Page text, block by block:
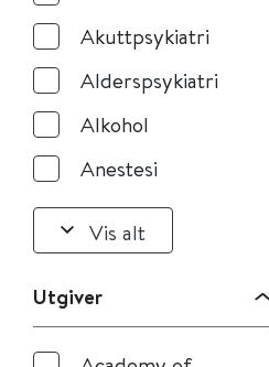
Akuttpsykiatri
Alderspsykiatri
Alkohol
Anestesi
Vis alt
Utgiver